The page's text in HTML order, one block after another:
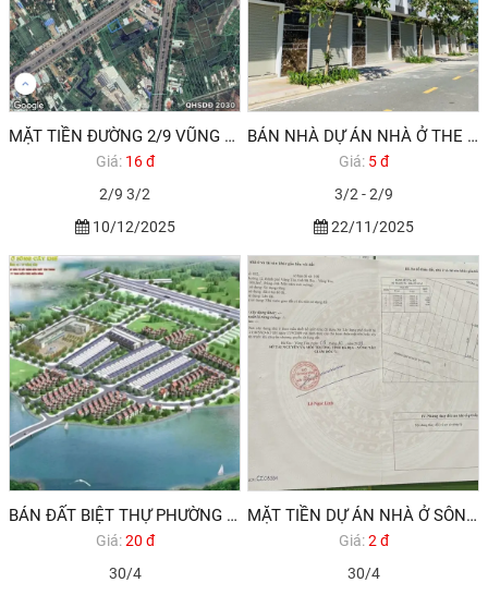
MẶT TIỀN ĐƯỜNG 2/9 VŨNG TÀU CẦN BÁN ĐẤT
Giá: 16 đ
2/9 3/2
10/12/2025
BÁN NHÀ DỰ ÁN NHÀ Ở THE LIGHT CITY - HODECO VŨNG TÀU - TRỤC CHÍNH
Giá: 5 đ
3/2 - 2/9
22/11/2025
BÁN ĐẤT BIỆT THỰ PHƯỜNG 12 VŨNG TÀU
Giá:20 đ
30/4
MẶT TIỀN DỰ ÁN NHÀ Ở SÔNG CÂY KHẾ PHƯỜNG 12 VŨNG TÀU CẦN BÁN
Giá:2 đ
30/4